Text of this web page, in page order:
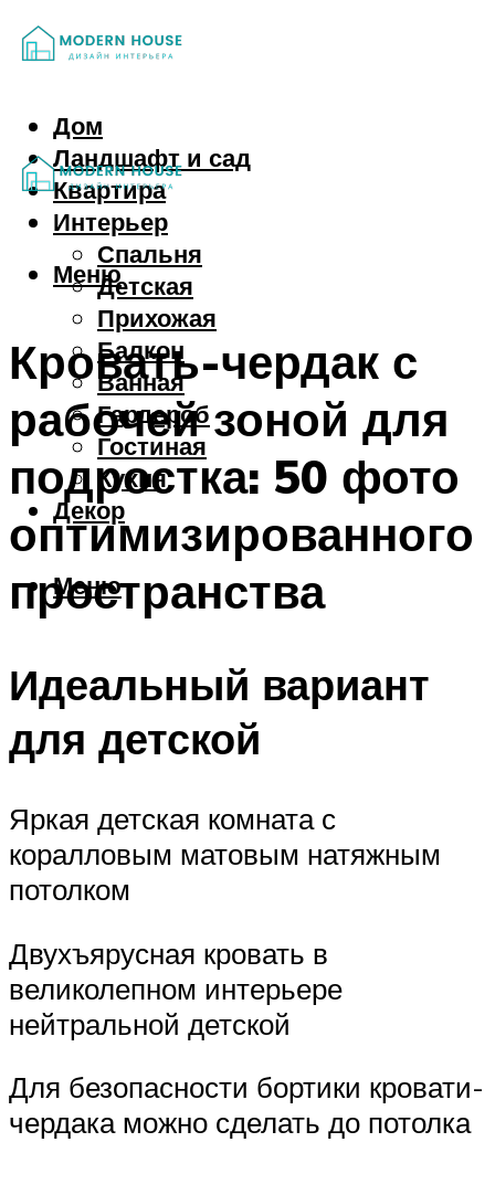
Дом
Ландшафт и сад
Квартира
Интерьер
Спальня
Детская
Прихожая
Балкон
Ванная
Гардероб
Гостиная
Кухня
Декор
Меню
Меню
Кровать-чердак с
рабочей зоной для
подростка: 50 фото
оптимизированного
пространства
Идеальный вариант
для детской
Яркая детская комната с
коралловым матовым натяжным
потолком
Двухъярусная кровать в
великолепном интерьере
нейтральной детской
Для безопасности бортики кровати-
чердака можно сделать до потолка